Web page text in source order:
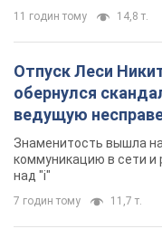
11 годин тому 14,8 т.
Отпуск Леси
обернулся
ведущую
Знаменитость вышла
коммуникацию в сети и
над "i"
7 годин тому 11,7 т.